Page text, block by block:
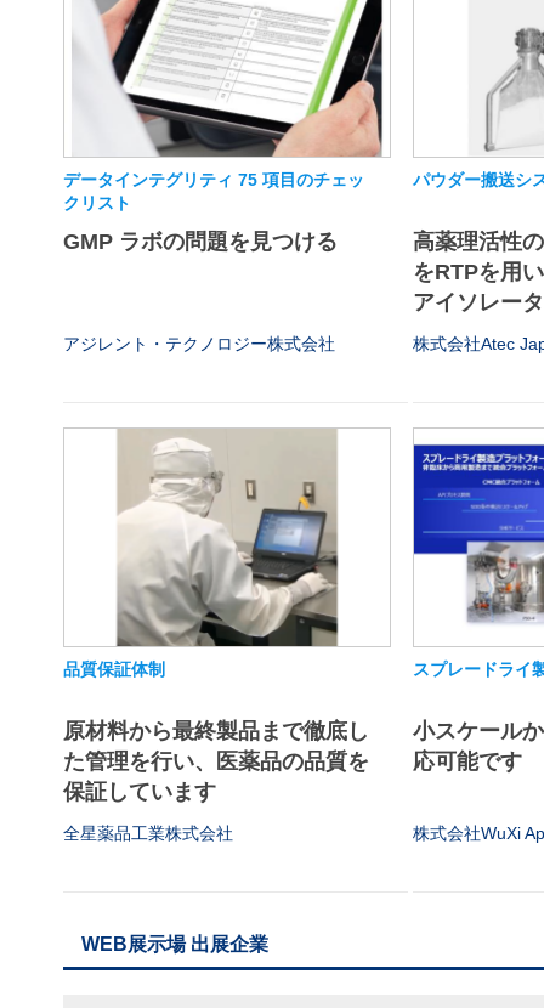
データインテグリティ 75 項目のチェッ
クリスト
GMP ラボの問題を見つける
アジレント・テクノロジー株式会社
パウダー搬送シ
高薬理活性
をRTPを用
アイソレー
株式会社Atec
品質保証体制
原材料から最終製品まで徹底し
た管理を行い、医薬品の品質を
保証しています
全星薬品工業株式会社
スプレードライ
小スケール
応可能です
株式会社WuXi
WEB展示場 出展企業